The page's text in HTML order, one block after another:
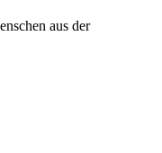
aus der